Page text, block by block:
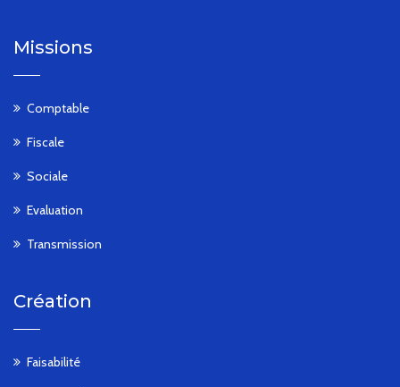
Missions
Comptable
Fiscale
Sociale
Evaluation
Transmission
Création
Faisabilité